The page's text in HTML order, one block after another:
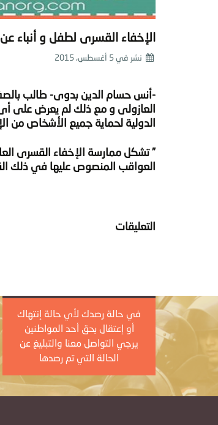
الإخفاء القسرى لطفل و أنباء
نشر في 5 أغسطس، 2015
الدولية لحماية جميع الأشخاص من
” تشكل ممارسة الإخفاء القسرى
العواقب المنصوص عليها في ذلك
التعليقات
في حالة رصدك لأي حالة إنتهاك
أو إعتقال بحق أحد المواطنين
يرجي التواصل معنا والتبليغ عن
الحالة التي تم رصدها